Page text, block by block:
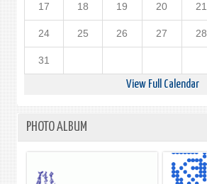
17 18 19 20 21
24 25 26 27 28
31
View Full Calendar
PHOTO ALBUM